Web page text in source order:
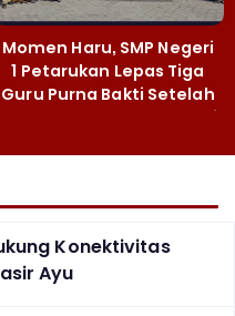
Momen Haru, SMP Negeri
1 Petarukan Lepas Tiga
Guru Purna Bakti Setelah
Puluhan Tahun Mengabdi
Konektivitas
Ayu